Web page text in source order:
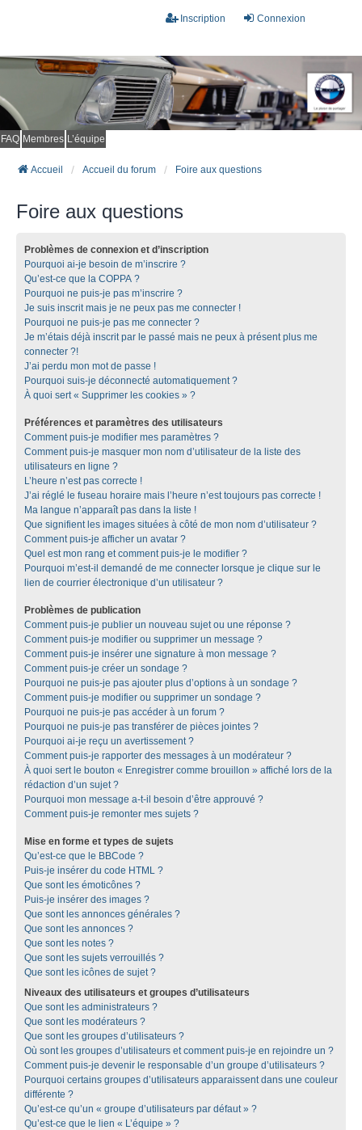
Connexion
Inscription
FAQ Membres L’équipe
Accueil Accueil du forum Foire aux questions
Foire aux questions
Problèmes de connexion et d’inscription
Pourquoi ai-je besoin de m’inscrire ?
Qu’est-ce que la COPPA ?
Pourquoi ne puis-je pas m’inscrire ?
Je suis inscrit mais je ne peux pas me connecter !
Pourquoi ne puis-je pas me connecter ?
Je m’étais déjà inscrit par le passé mais ne peux à présent plus me
connecter ?!
J’ai perdu mon mot de passe !
Pourquoi suis-je déconnecté automatiquement ?
À quoi sert « Supprimer les cookies » ?
Préférences et paramètres des utilisateurs
Comment puis-je modifier mes paramètres ?
Comment puis-je masquer mon nom d’utilisateur de la liste des
utilisateurs en ligne ?
L’heure n’est pas correcte !
J’ai réglé le fuseau horaire mais l’heure n’est toujours pas correcte !
Ma langue n’apparaît pas dans la liste !
Que signifient les images situées à côté de mon nom d’utilisateur ?
Comment puis-je afficher un avatar ?
Quel est mon rang et comment puis-je le modifier ?
Pourquoi m’est-il demandé de me connecter lorsque je clique sur le
lien de courrier électronique d’un utilisateur ?
Problèmes de publication
Comment puis-je publier un nouveau sujet ou une réponse ?
Comment puis-je modifier ou supprimer un message ?
Comment puis-je insérer une signature à mon message ?
Comment puis-je créer un sondage ?
Pourquoi ne puis-je pas ajouter plus d’options à un sondage ?
Comment puis-je modifier ou supprimer un sondage ?
Pourquoi ne puis-je pas accéder à un forum ?
Pourquoi ne puis-je pas transférer de pièces jointes ?
Pourquoi ai-je reçu un avertissement ?
Comment puis-je rapporter des messages à un modérateur ?
À quoi sert le bouton « Enregistrer comme brouillon » affiché lors de la
rédaction d’un sujet ?
Pourquoi mon message a-t-il besoin d’être approuvé ?
Comment puis-je remonter mes sujets ?
Mise en forme et types de sujets
Qu’est-ce que le BBCode ?
Puis-je insérer du code HTML ?
Que sont les émoticônes ?
Puis-je insérer des images ?
Que sont les annonces générales ?
Que sont les annonces ?
Que sont les notes ?
Que sont les sujets verrouillés ?
Que sont les icônes de sujet ?
Niveaux des utilisateurs et groupes d’utilisateurs
Que sont les administrateurs ?
Que sont les modérateurs ?
Que sont les groupes d’utilisateurs ?
Où sont les groupes d’utilisateurs et comment puis-je en rejoindre un ?
Comment puis-je devenir le responsable d’un groupe d’utilisateurs ?
Pourquoi certains groupes d’utilisateurs apparaissent dans une couleur
différente ?
Qu’est-ce qu’un « groupe d’utilisateurs par défaut » ?
Qu’est-ce que le lien « L’équipe » ?